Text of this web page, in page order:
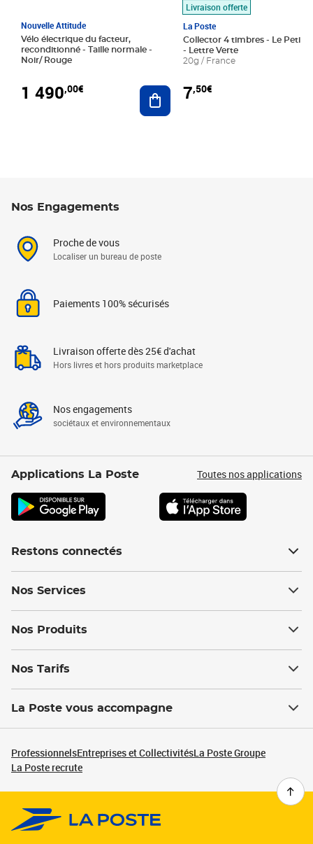
Nouvelle Attitude
Vélo électrique du facteur,
reconditionné - Taille normale -
Noir/ Rouge
1 490,00€ Ajouter au panier
Livraison offerte
La Poste
Collector 4 timbres - Le Petit
- Lettre Verte
20g / France
7,50€
Nos Engagements
Proche de vous
Localiser un bureau de poste
Paiements 100% sécurisés
Livraison offerte dès 25€ d'achat
Hors livres et hors produits marketplace
Nos engagements
sociétaux et environnementaux
Applications La Poste Toutes nos applications
Restons connectés
Nos Services
Nos Produits
Nos Tarifs
La Poste vous accompagne
ProfessionnelsEntreprises et CollectivitésLa Poste Groupe
La Poste recrute